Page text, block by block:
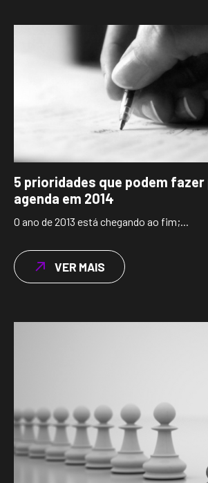
5 prioridades que podem fazer
agenda em 2014
O ano de 2013 está chegando ao fim;...
VER MAIS